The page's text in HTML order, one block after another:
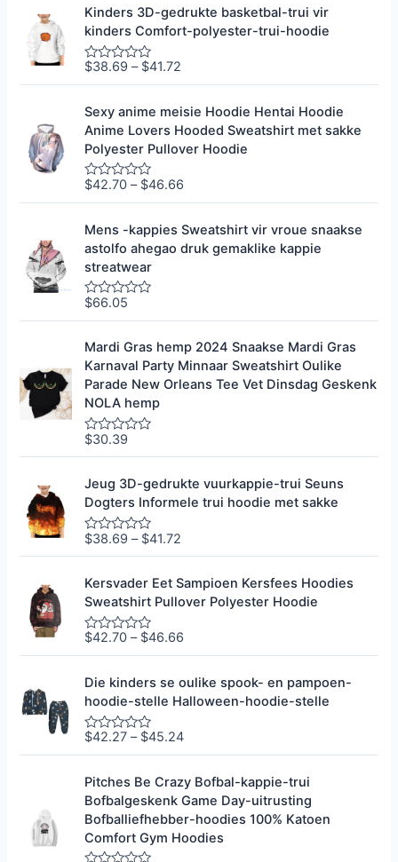
5
r
a
d
e
e
r
0
i
t
5
Kinders 3D-gedrukte basketbal-trui vir
kinders Comfort-polyester-trui-hoodie
G
e
r
a
d
e
e
r
0
u
i
5
$38.69 – $41.72
Sexy anime meisie Hoodie Hentai Hoodie
Anime Lovers Hooded Sweatshirt met sakke
Polyester Pullover Hoodie
G
e
r
a
d
e
e
r
0
u
i
5
$42.70 – $46.66
Mens -kappies Sweatshirt vir vroue snaakse
astolfo ahegao druk gemaklike kappie
streatwear
G
e
r
a
d
e
e
r
0
u
i
t
$66.05
Mardi Gras hemp 2024 Snaakse Mardi Gras
Karnaval Party Minnaar Sweatshirt Oulike
Parade New Orleans Tee Vet Dinsdag Geskenk
NOLA hemp
G
e
r
a
d
e
e
r
0
i
t
5
$30.39
Jeug 3D-gedrukte vuurkappie-trui Seuns
Dogters Informele trui hoodie met sakke
G
e
r
a
d
e
e
r
0
i
t
5
$38.69 – $41.72
Kersvader Eet Sampioen Kersfees Hoodies
Sweatshirt Pullover Polyester Hoodie
G
e
r
a
d
e
e
r
0
i
t
5
$42.70 – $46.66
Die kinders se oulike spook- en pampoen-
hoodie-stelle Halloween-hoodie-stelle
G
e
r
a
d
e
e
r
0
$42.27 – $45.24
Pitches Be Crazy Bofbal-kappie-trui
Bofbalgeskenk Game Day-uitrusting
Bofballiefhebber-hoodies 100% Katoen
Comfort Gym Hoodies